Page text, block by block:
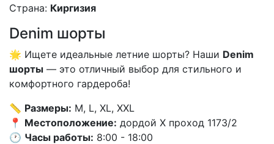
Страна: Киргизия
Denim шорты
🌟 Ищете идеальные летние шорты? Наши Denim
шорты — это отличный выбор для стильного и
комфортного гардероба!
📏 Размеры: M, L, XL, XXL
📍 Местоположение: дордой X проход 1173/2
🕐 Часы работы: 8:00 - 18:00